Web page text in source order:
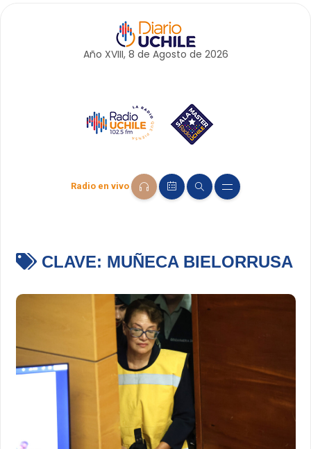
Año XVIII, 8 de Agosto de 2026
Radio en vivo
CLAVE: MUÑECA BIELORRUSA